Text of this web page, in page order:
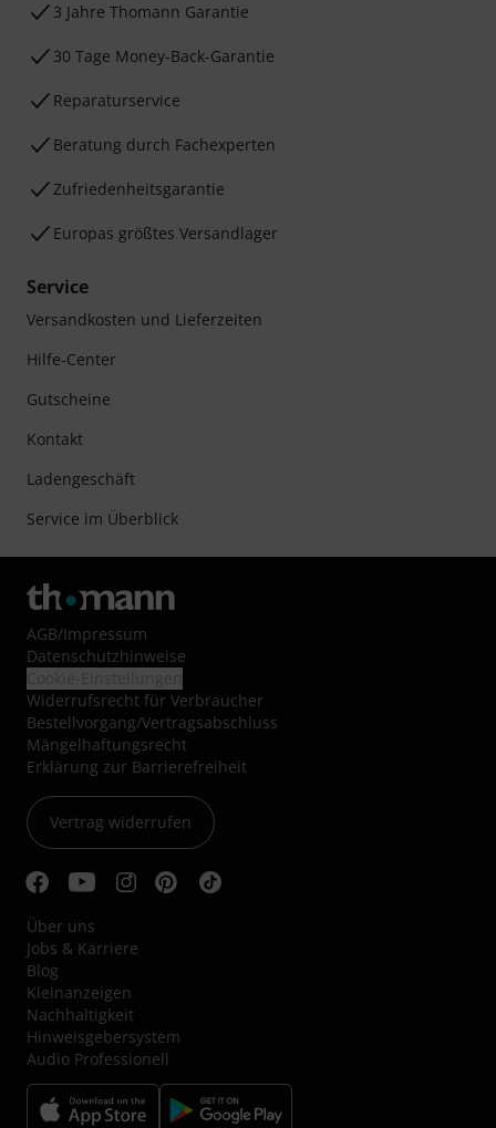
3 Jahre Thomann Garantie
30 Tage Money-Back-Garantie
Reparaturservice
Beratung durch Fachexperten
Zufriedenheitsgarantie
Europas größtes Versandlager
Service
Versandkosten und Lieferzeiten
Hilfe-Center
Gutscheine
Kontakt
Ladengeschäft
Service im Überblick
AGB/Impressum
Datenschutzhinweise
Widerrufsrecht für Verbraucher
Bestellvorgang/Vertragsabschluss
Mängelhaftungsrecht
Erklärung zur Barrierefreiheit
Vertrag widerrufen
Über uns
Jobs & Karriere
Blog
Kleinanzeigen
Nachhaltigkeit
Hinweisgebersystem
Audio Professionell